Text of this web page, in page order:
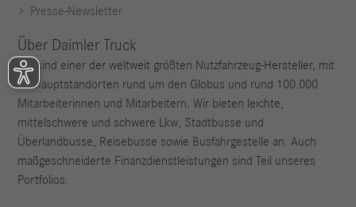
Presse-Newsletter
Über Daimler Truck
Wir sind einer der weltweit größten Nutzfahrzeug-Hersteller, mit
35 Hauptstandorten rund um den Globus und rund 100.000
Mitarbeiterinnen und Mitarbeitern. Wir bieten leichte,
mittelschwere und schwere Lkw, Stadtbusse und
Überlandbusse, Reisebusse sowie Busfahrgestelle an. Auch
maßgeschneiderte Finanzdienstleistungen sind Teil unseres
Portfolios.